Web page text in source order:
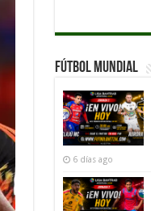
Fútbol Mundial
6 días ago